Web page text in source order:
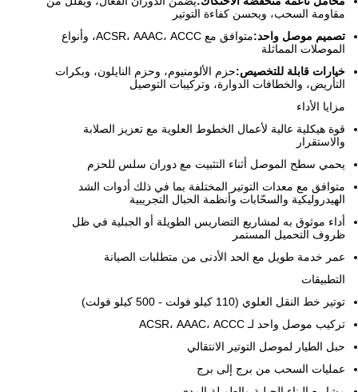
مقاومة السحب، ويحسن كفاءة التوتير
تصميم موصل واحد:
متوافق مع ACSR، AAAC، ACCC، وأنواع
الموصلات المماثلة
خيارات قابلة للتخصيص:حزم الألومنيوم، وحزم النايلون، وبكرات
التأريض، والخطافات الدوارة، وتركيبات التوصيل
مزايا الأداء
قوة هيكلية عالية لأعمال الخطوط العلوية مع تعزيز الصلابة
والاستقرار
يحمي سطح الموصل أثناء التثبيت مع دوران سلس للحزم
متوافق مع معدات التوتير المختلفة بما في ذلك أدوات الشد
الهيدروليكية والسحّابات وأنظمة الحبال التجريبية
أداء موثوق به لمشاريع التضاريس الطويلة أو الجبلية في ظل
ظروف التحميل المستمر
عمر خدمة طويل مع الحد الأدنى من متطلبات الصيانة
التطبيقات
توتير خط النقل العلوي (110 كيلو فولت - 500 كيلو فولت)
تركيب موصل واحد لـ ACSR، AAAC، ACCC
حبل الطيار لموصل التوتير الانتقالي
عمليات السحب من برج إلى برج